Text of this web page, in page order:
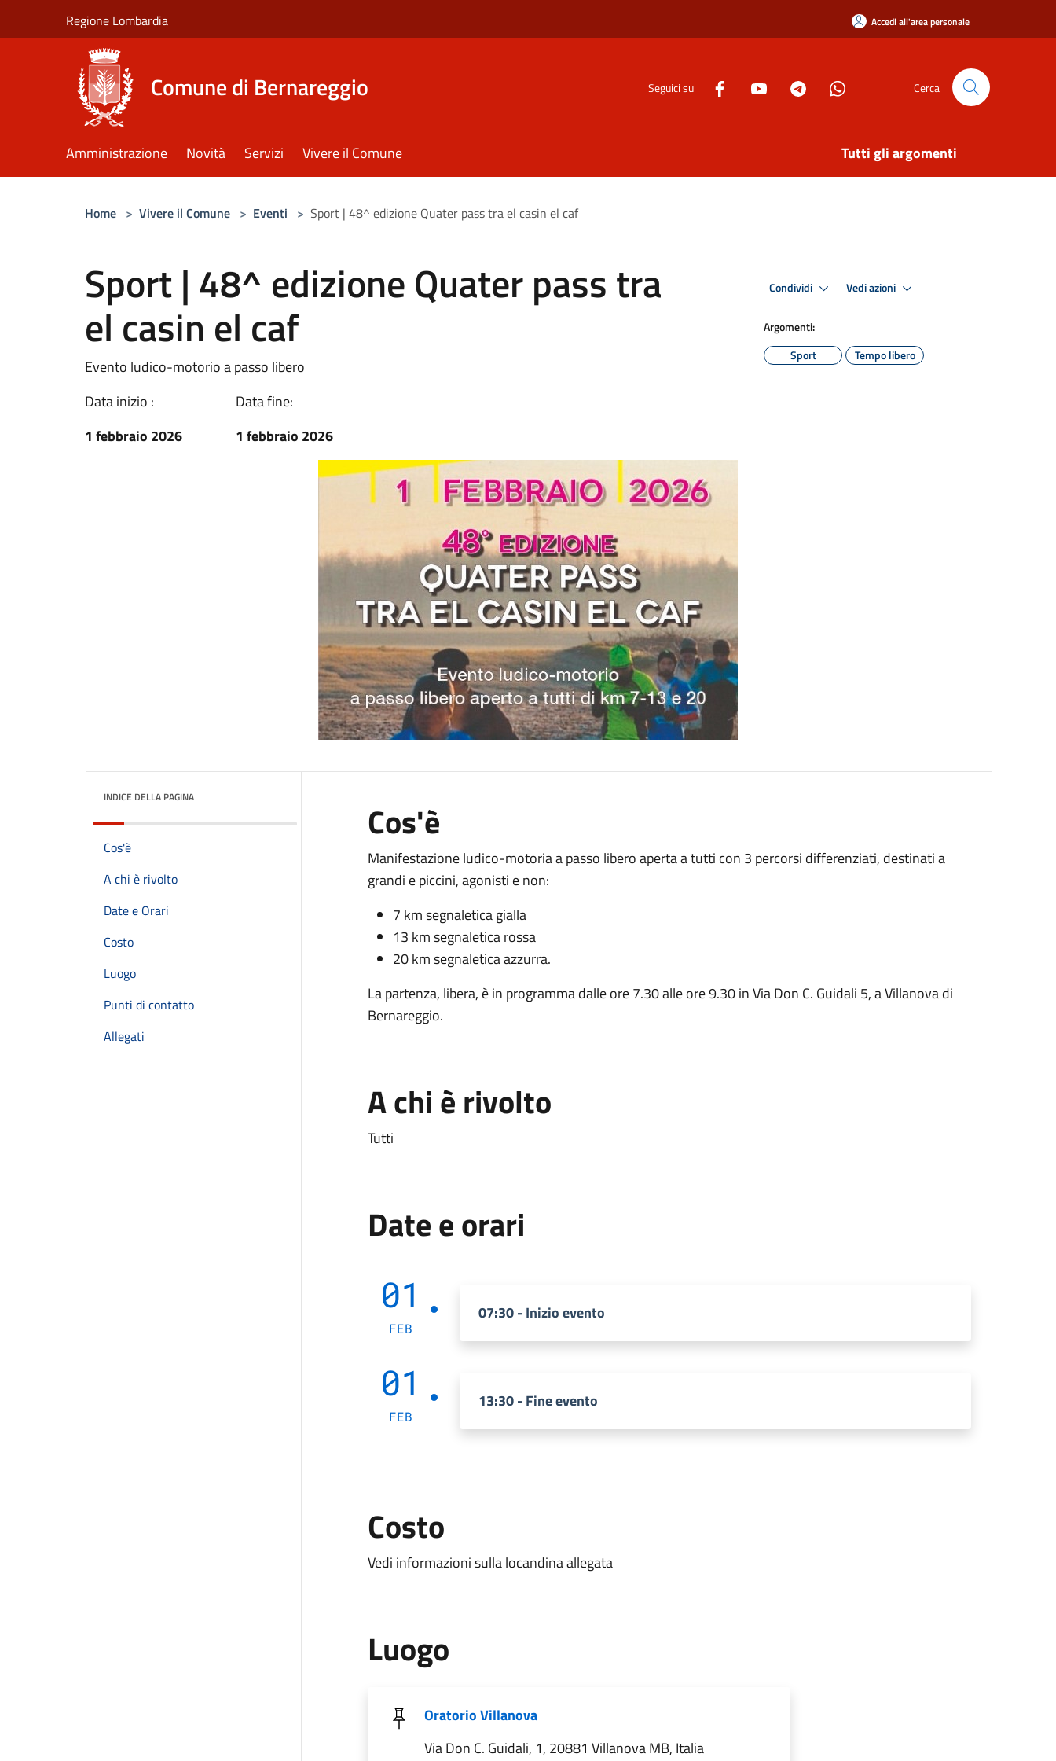
Regione Lombardia Accedi all'area personale
Comune di Bernareggio Seguici su Cerca
Amministrazione Novità Servizi Vivere il Comune Tutti gli argomenti
Home > Vivere il Comune > Eventi > Sport | 48^ edizione Quater pass tra el casin el caf
Sport | 48^ edizione Quater pass tra
el casin el caf
Evento ludico-motorio a passo libero
Data inizio :
1 febbraio 2026
Data fine:
1 febbraio 2026
Condividi Vedi azioni
Argomenti:
Sport
Tempo libero
INDICE DELLA PAGINA
Cos'è
A chi è rivolto
Date e Orari
Costo
Luogo
Punti di contatto
Allegati
Cos'è
Manifestazione ludico-motoria a passo libero aperta a tutti con 3 percorsi differenziati, destinati a
grandi e piccini, agonisti e non:
7 km segnaletica gialla
13 km segnaletica rossa
20 km segnaletica azzurra.
La partenza, libera, è in programma dalle ore 7.30 alle ore 9.30 in Via Don C. Guidali 5, a Villanova di
Bernareggio.
A chi è rivolto
Tutti
Date e orari
01
FEB
07:30 - Inizio evento
01
FEB
13:30 - Fine evento
Costo
Vedi informazioni sulla locandina allegata
Luogo
Oratorio Villanova
Via Don C. Guidali, 1, 20881 Villanova MB, Italia